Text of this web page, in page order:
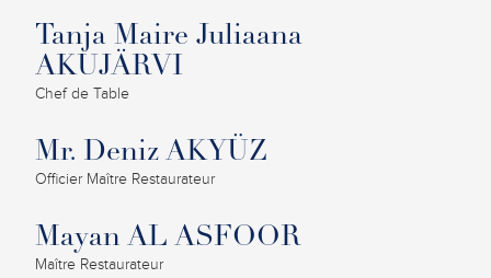
Tanja Maire Juliaana
AKUJÄRVI
Chef de Table
Mr. Deniz AKYÜZ
Officier Maître Restaurateur
Mayan AL ASFOOR
Maître Restaurateur